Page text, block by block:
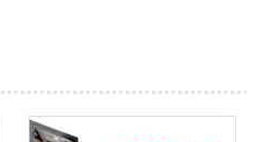
серверов